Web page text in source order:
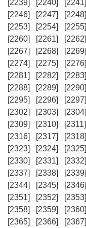
[2239]
[2240] [2241]
[2246]
[2247] [2248]
[2253]
[2254] [2255]
[2260]
[2261] [2262]
[2267]
[2268] [2269]
[2274]
[2275] [2276]
[2281]
[2282] [2283]
[2288]
[2289] [2290]
[2295]
[2296] [2297]
[2302]
[2303] [2304]
[2309]
[2310] [2311]
[2316]
[2317] [2318]
[2323]
[2324] [2325]
[2330]
[2331] [2332]
[2337]
[2338] [2339]
[2344]
[2345] [2346]
[2351]
[2352] [2353]
[2358]
[2359] [2360]
[2365]
[2366] [2367]